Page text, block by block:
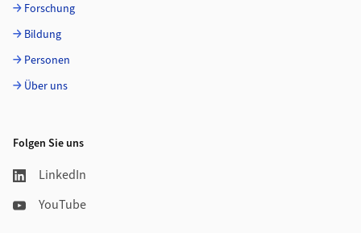
Forschung
Bildung
Personen
Über uns
Folgen Sie uns
LinkedIn
YouTube